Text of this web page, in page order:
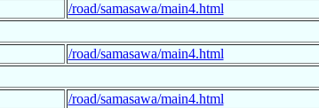
/road/samasawa/main4.html
/road/samasawa/main4.html
/road/samasawa/main4.html